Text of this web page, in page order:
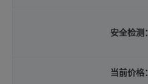
安全检测：
当前价格：